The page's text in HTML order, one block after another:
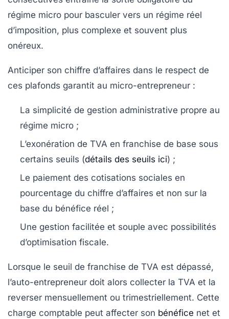
régime micro pour basculer vers un régime réel
d’imposition, plus complexe et souvent plus
onéreux.
Anticiper son chiffre d’affaires dans le respect de
ces plafonds garantit au micro-entrepreneur :
La simplicité de gestion administrative propre au
régime micro ;
L’exonération de TVA en franchise de base sous
certains seuils (détails des seuils ici) ;
Le paiement des cotisations sociales en
pourcentage du chiffre d’affaires et non sur la
base du bénéfice réel ;
Une gestion facilitée et souple avec possibilités
d’optimisation fiscale.
Lorsque le seuil de franchise de TVA est dépassé,
l’auto-entrepreneur doit alors collecter la TVA et la
reverser mensuellement ou trimestriellement. Cette
charge comptable peut affecter son bénéfice net et